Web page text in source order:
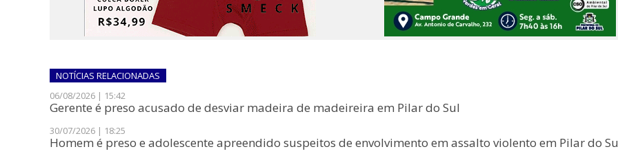
NOTÍCIAS RELACIONADAS
06/08/2026 | 15:42
​Gerente é preso acusado de desviar madeira de madeireira em Pilar do Sul
30/07/2026 | 18:25
Homem é preso e adolescente apreendido suspeitos de envolvimento em assalto violento em Pilar do